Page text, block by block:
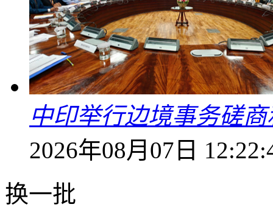
中印举行边境事务磋
2026年08月07日
换一批